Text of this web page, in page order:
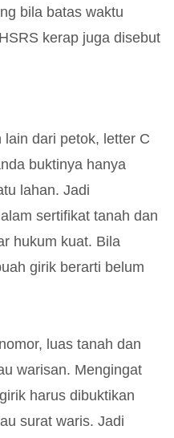
bila batas waktu
kerap juga disebut
dari petok, letter C
buktinya hanya
lahan. Jadi
sertifikat tanah dan
hukum kuat. Bila
girik berarti belum
luas tanah dan
warisan. Mengingat
harus dibuktikan
surat waris. Jadi